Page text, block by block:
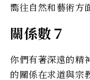
嚮往自然和藝術方
關係數７
你們有著深遠的精
的關係在求道與宗